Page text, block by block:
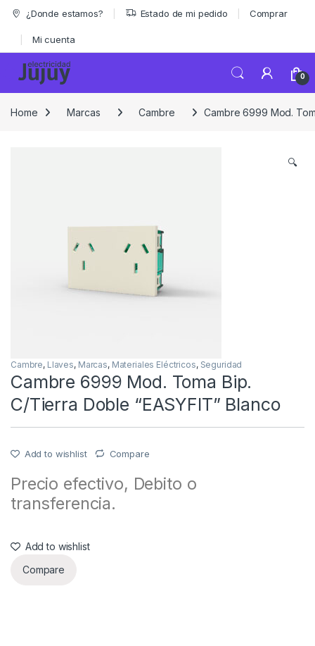
Skip to navigation
Skip to content
¿Donde estamos? Estado de mi pedido Comprar
Mi cuenta
0
Home Marcas Cambre Cambre 6999 Mod.
🔍
Cambre, Llaves, Marcas, Materiales Eléctricos, Seguridad
Cambre 6999 Mod. Toma Bip.
C/Tierra Doble “EASYFIT” Blanco
Add to wishlist Compare
Precio efectivo, Debito o
transferencia.
Add to wishlist
Compare